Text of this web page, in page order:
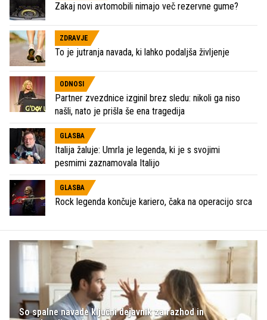
Zakaj novi avtomobili nimajo več rezervne gume?
ZDRAVJE
To je jutranja navada, ki lahko podaljša življenje
ODNOSI
Partner zvezdnice izginil brez sledu: nikoli ga niso
našli, nato je prišla še ena tragedija
GLASBA
Italija žaluje: Umrla je legenda, ki je s svojimi
pesmimi zaznamovala Italijo
GLASBA
Rock legenda končuje kariero, čaka na operacijo srca
So spalne navade ključni dejavnik za razhod in